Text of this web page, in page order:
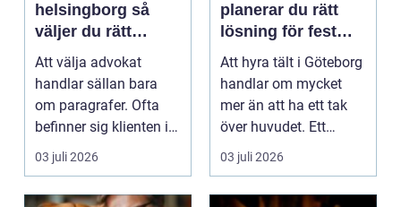
helsingborg så
väljer du rätt
juridiskt stöd
Att välja advokat
handlar sällan bara
om paragrafer. Ofta
befinner sig klienten i
en utsatt situatio...
03 juli 2026
planerar du rätt
lösning för fest
och event
Att hyra tält i Göteborg
handlar om mycket
mer än att ha ett tak
över huvudet. Ett
genomtänkt tält s...
03 juli 2026